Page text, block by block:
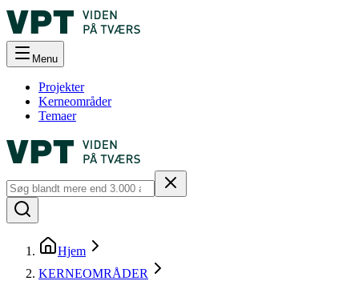
Menu
Projekter
Kerneområder
Temaer
Hjem
KERNEOMRÅDER